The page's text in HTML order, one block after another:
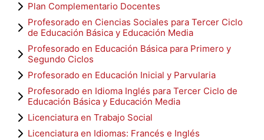
Plan Complementario Docentes
Profesorado en Ciencias Sociales para Tercer Ciclo
de Educación Básica y Educación Media
Profesorado en Educación Básica para Primero y
Segundo Ciclos
Profesorado en Educación Inicial y Parvularia
Profesorado en Idioma Inglés para Tercer Ciclo de
Educación Básica y Educación Media
Licenciatura en Trabajo Social
Licenciatura en Idiomas: Francés e Inglés